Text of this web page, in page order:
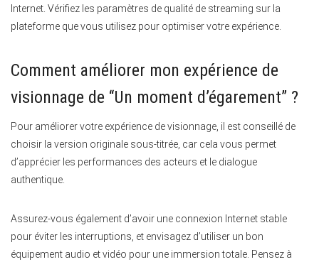
Internet. Vérifiez les paramètres de qualité de streaming sur la
plateforme que vous utilisez pour optimiser votre expérience.
Comment améliorer mon expérience de
visionnage de “Un moment d’égarement” ?
Pour améliorer votre expérience de visionnage, il est conseillé de
choisir la version originale sous-titrée, car cela vous permet
d’apprécier les performances des acteurs et le dialogue
authentique.
Assurez-vous également d’avoir une connexion Internet stable
pour éviter les interruptions, et envisagez d’utiliser un bon
équipement audio et vidéo pour une immersion totale. Pensez à